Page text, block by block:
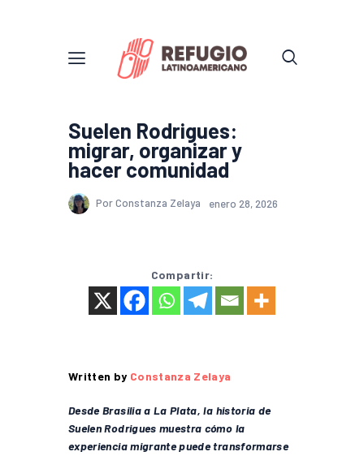
Suelen Rodrigues:
migrar, organizar y
hacer comunidad
Por Constanza Zelaya enero 28, 2026
Compartir:
Written by Constanza Zelaya
Desde Brasilia a La Plata, la historia de
Suelen Rodrigues muestra cómo la
experiencia migrante puede transformarse